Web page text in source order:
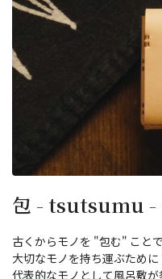
包 - tsutsumu -
古くからモノを "包む" こと
大切なモノを持ち運ぶために
代表的なモノとして風呂敷